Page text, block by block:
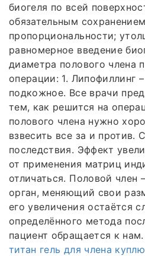
биогеля по всей
обязательным
пропорциональности;
равномерное введение
диаметра полового члена
операции: 1. Липофиллинг
подкожное. Все врачи
тем, как решится на
полового члена нужно
взвесить все за и против.
последствия. Эффект
от применения матриц
отличаться. Половой член
орган, меняющий свои
его увеличения остаётся
определённого метода
пациент обращается к нам.
титан гель для члена куплю